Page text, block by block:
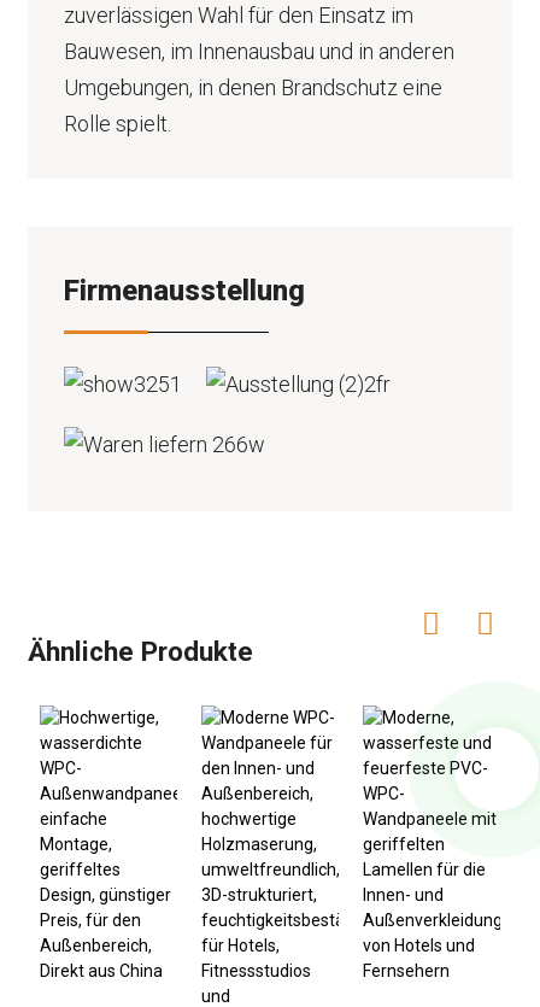
zuverlässigen Wahl für den Einsatz im
Bauwesen, im Innenausbau und in anderen
Umgebungen, in denen Brandschutz eine
Rolle spielt.
Firmenausstellung
Ähnliche Produkte